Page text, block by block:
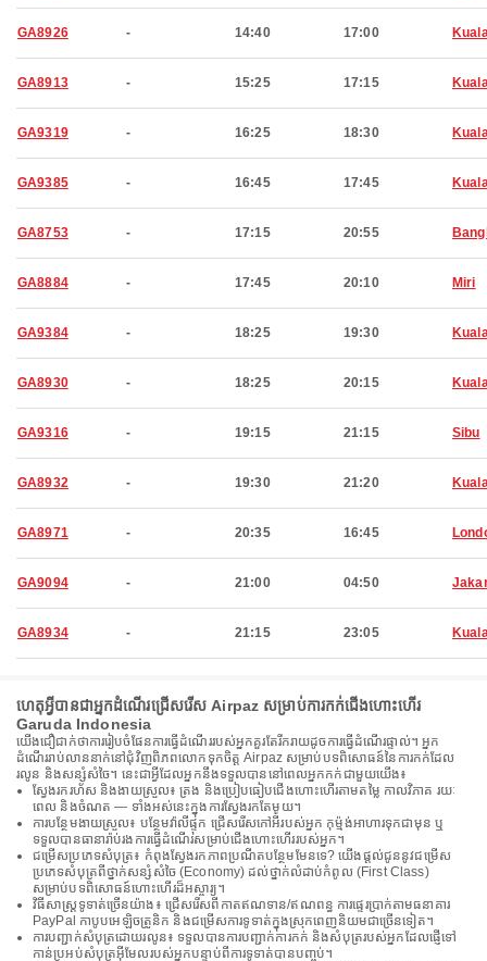
GA8926 - 14:40 17:00
GA8913 - 15:25 17:15
GA9319 - 16:25 18:30
GA9385 - 16:45 17:45
GA8753 - 17:15 20:55
GA8884 - 17:45 20:10 Miri
GA9384 - 18:25 19:30
GA8930 - 18:25 20:15
GA9316 - 19:15 21:15 Sibu
GA8932 - 19:30 21:20
GA8971 - 20:35 16:45
GA9094 - 21:00 04:50
GA8934 - 21:15 23:05
ហេតុអ្វីបានជាអ្នកដំណើរជ្រើសរើស Airpaz សម្រាប់ការកក់ជើងហោះហើរ
Garuda Indonesia
យើងជឿជាក់ថាការរៀបចំផែនការធ្វើដំណើររបស់អ្នកគួរតែរីករាយដូចការធ្វើដំណើរផ្ទាល់។ អ្នក
ដំណើររាប់លាននាក់នៅជុំវិញពិភពលោកទុកចិត្ត Airpaz សម្រាប់បទពិសោធន៍នៃការកក់ដែល
រលូន និងសន្សំសំចៃ។ នេះជាអ្វីដែលអ្នកនឹងទទួលបាននៅពេលអ្នកកក់ជាមួយយើង៖
ស្វែងរករហ័ស និងងាយស្រួល៖ ត្រង និងប្រៀបធៀបជើងហោះហើរតាមតម្លៃ កាលវិភាគ រយៈ
ពេល និងចំណត — ទាំងអស់នេះក្នុងការស្វែងរកតែមួយ។
ការបន្ថែមងាយស្រួល៖ បន្ថែមវ៉ាលីផ្ទុក ជ្រើសរើសកៅអីរបស់អ្នក កុម្ម៉ង់អាហារទុកជាមុន ឬ
ទទួលបានធានារ៉ាប់រងការធ្វើដំណើរសម្រាប់ជើងហោះហើររបស់អ្នក។
ជម្រើសប្រភេទសំបុត្រ៖ កំពុងស្វែងរកភាពប្រណីតបន្ថែមមែនទេ? យើងផ្តល់ជូននូវជម្រើស
ប្រភេទសំបុត្រពីថ្នាក់សន្សំសំចៃ (Economy) ដល់ថ្នាក់លំដាប់កំពូល (First Class)
សម្រាប់បទពិសោធន៍ហោះហើរដ៏អស្ចារ្យ។
វិធីសាស្រ្តទូទាត់ច្រើនយ៉ាង៖ ជ្រើសរើសពីកាតឥណទាន/ឥណពន្ធ ការផ្ទេរប្រាក់តាមធនាគារ
PayPal កាបូបអេឡិចត្រូនិក និងជម្រើសការទូទាត់ក្នុងស្រុកពេញនិយមជាច្រើនទៀត។
ការបញ្ជាក់សំបុត្រដោយរលូន៖ ទទួលបានការបញ្ជាក់ការកក់ និងសំបុត្ររបស់អ្នកដែលផ្ញើទៅ
កាន់ប្រអប់សំបុត្រអ៊ីមែលរបស់អ្នកបន្ទាប់ពីការទូទាត់បានបញ្ចប់។